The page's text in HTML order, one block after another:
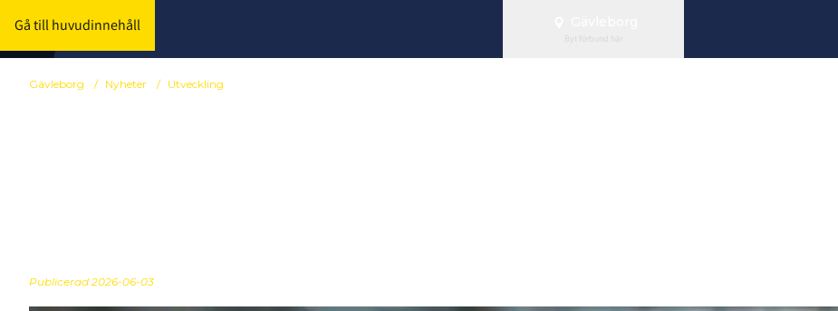
Gå till huvudinnehåll
Byt förbund här
Gävleborg / Nyheter / Utveckling
Publicerad 2026-06-03